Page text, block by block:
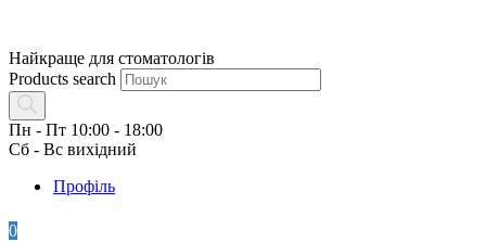
Найкраще для стоматологів
Products search
Пн - Пт 10:00 - 18:00
Сб - Вс вихідний
Профіль
0